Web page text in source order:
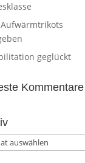
geglückt
Kommentare